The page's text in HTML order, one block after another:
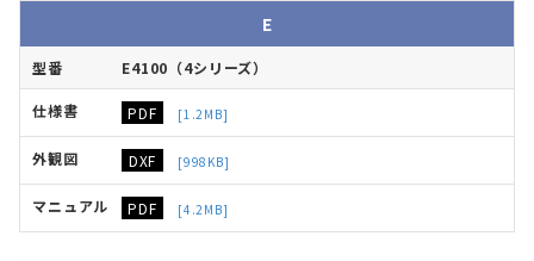
E
E4100（4シリーズ）
PDF [1.2MB]
DXF [998KB]
PDF [4.2MB]